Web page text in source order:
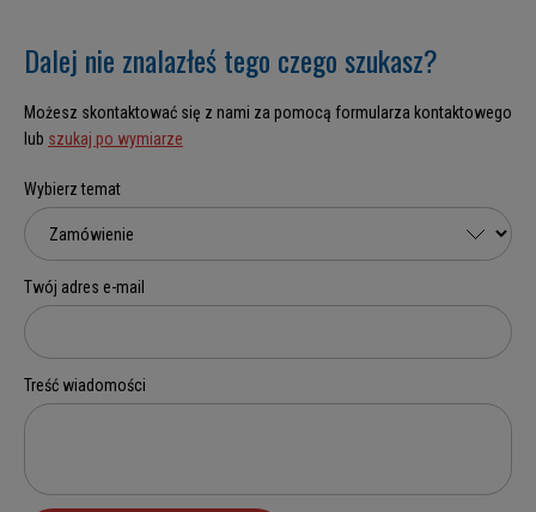
Dalej nie znalazłeś tego czego szukasz?
Możesz skontaktować się z nami za pomocą formularza kontaktowego
lub szukaj po wymiarze